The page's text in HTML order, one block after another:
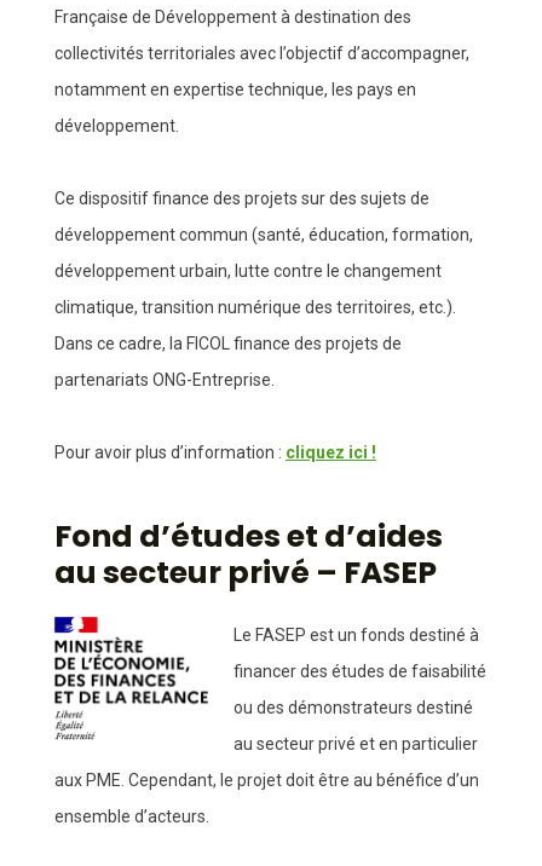
Française de Développement à destination des
collectivités territoriales avec l’objectif d’accompagner,
notamment en expertise technique, les pays en
développement.
Ce dispositif finance des projets sur des sujets de
développement commun (santé, éducation, formation,
développement urbain, lutte contre le changement
climatique, transition numérique des territoires, etc.).
Dans ce cadre, la FICOL finance des projets de
partenariats ONG-Entreprise.
Pour avoir plus d’information : cliquez ici !
Fond d’études et d’aides
au secteur privé – FASEP
Le FASEP est un fonds destiné à
financer des études de faisabilité
ou des démonstrateurs destiné
au secteur privé et en particulier
aux PME. Cependant, le projet doit être au bénéfice d’un
ensemble d’acteurs.